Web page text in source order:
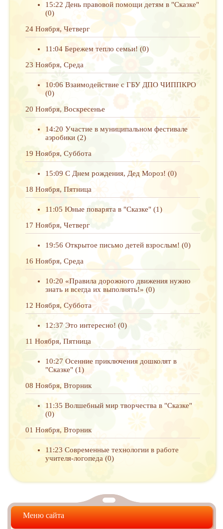
15:22 День правовой помощи детям в "Сказке"
(0)
24 Ноября, Четверг
11:04 Бережем тепло семьи! (0)
23 Ноября, Среда
10:06 Взаимодействие с ГБУ ДПО ЧИППКРО
(0)
20 Ноября, Воскресенье
14:20 Участие в муниципальном фестивале
аэробики (2)
19 Ноября, Суббота
15:09 С Днем рождения, Дед Мороз! (0)
18 Ноября, Пятница
11:05 Юные поварята в "Сказке" (1)
17 Ноября, Четверг
19:56 Открытое письмо детей взрослым! (0)
16 Ноября, Среда
10:20 «Правила дорожного движения нужно
знать и всегда их выполнять!» (0)
12 Ноября, Суббота
12:37 Это интересно! (0)
11 Ноября, Пятница
10:27 Осенние приключения дошколят в
"Сказке" (1)
08 Ноября, Вторник
11:35 Волшебный мир творчества в "Сказке"
(0)
01 Ноября, Вторник
11:23 Современные технологии в работе
учителя-логопеда (0)
Меню сайта